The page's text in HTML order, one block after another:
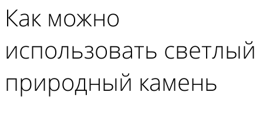
Как можно
использовать светлый
природный камень